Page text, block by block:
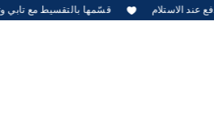
الاستلام قسّمها بالتقسيط مع تابي وتمارا